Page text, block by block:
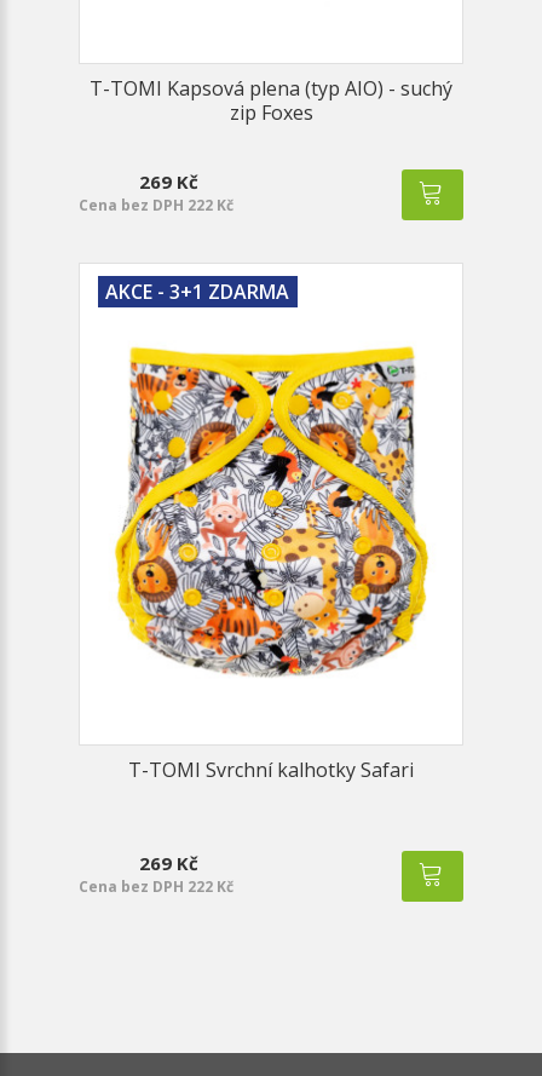
T-TOMI Kapsová plena (typ AIO) - suchý
zip Foxes
269 Kč
Cena bez DPH 222 Kč
AKCE - 3+1 ZDARMA
T-TOMI Svrchní kalhotky Safari
269 Kč
Cena bez DPH 222 Kč